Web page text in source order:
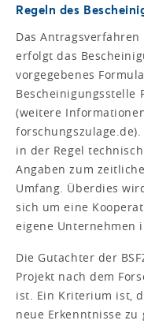
Regeln des
Das
erfolgt das
vorgegebenes
Bescheinigungsstelle
(weitere
in der Regel
Angaben zum
Umfang. Überdies
sich um eine
eigene Unternehmen
Die Gutachter der
Projekt nach dem
ist. Ein Kriterium ist,
neue Erkenntnisse